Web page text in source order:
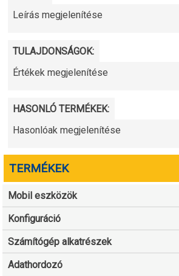
Leírás megjelenítése
TULAJDONSÁGOK:
Értékek megjelenítése
HASONLÓ TERMÉKEK:
Hasonlóak megjelenítése
TERMÉKEK
Mobil eszközök
Konfiguráció
Számítógép alkatrészek
Adathordozó